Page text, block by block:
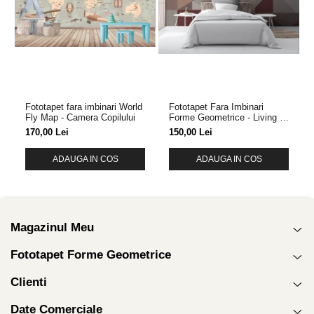
Fototapet fara imbinari World
Fly Map - Camera Copilului
170,00 Lei
ADAUGA IN COS
Fototapet Fara Imbinari
Forme Geometrice - Living &
Dormitor
150,00 Lei
ADAUGA IN COS
Magazinul Meu
Fototapet Forme Geometrice
Clienti
Date Comerciale